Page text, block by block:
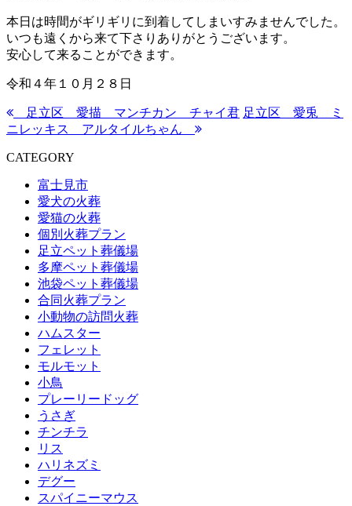
本日は時間がギリギリに到着してしまいすみませんでした。
いつも遠くから来て下さりありがとうございます。
安心して来ることができます。
令和４年１０月２８日
足立区 愛描 マンチカン チャイ君 足立区 愛兎 ミ
ニレッキス アルタイルちゃん
CATEGORY
富士見市
愛犬の火葬
愛猫の火葬
個別火葬プラン
足立ペット葬儀場
多摩ペット葬儀場
池袋ペット葬儀場
合同火葬プラン
小動物の訪問火葬
ハムスター
フェレット
モルモット
小鳥
プレーリードッグ
うさぎ
チンチラ
リス
ハリネズミ
デグー
スパイニーマウス